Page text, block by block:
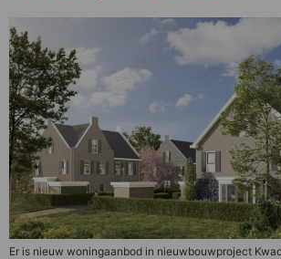
Er is nieuw woningaanbod in nieuwbouwproject